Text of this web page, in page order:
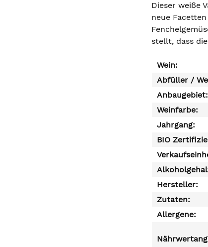
Dieser weiße
neue
stellt, dass
Wein:
Abfüller /
Anbaugebiet:
Weinfarbe:
Jahrgang:
BIO
Hersteller:
Zutaten:
Allergene: